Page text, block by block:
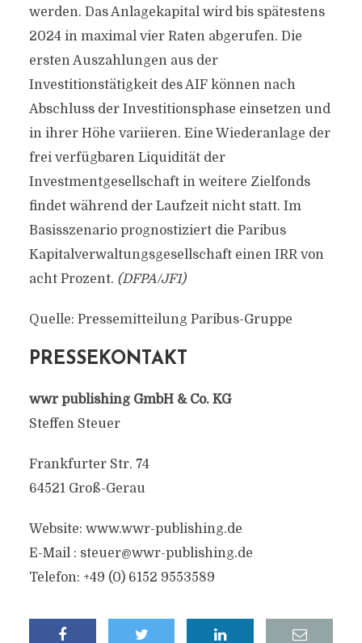
werden. Das Anlagekapital wird bis spätestens
2024 in maximal vier Raten abgerufen. Die
ersten Auszahlungen aus der
Investitionstätigkeit des AIF können nach
Abschluss der Investitionsphase einsetzen und
in ihrer Höhe variieren. Eine Wiederanlage der
frei verfügbaren Liquidität der
Investmentgesellschaft in weitere Zielfonds
findet während der Laufzeit nicht statt. Im
Basisszenario prognostiziert die Paribus
Kapitalverwaltungsgesellschaft einen IRR von
acht Prozent. (DFPA/JF1)
Quelle: Pressemitteilung Paribus-Gruppe
PRESSEKONTAKT
wwr publishing GmbH & Co. KG
Steffen Steuer
Frankfurter Str. 74
64521 Groß-Gerau
Website: www.wwr-publishing.de
E-Mail : steuer@wwr-publishing.de
Telefon: +49 (0) 6152 9553589